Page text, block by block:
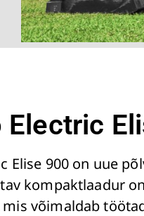
Electric
Elise 900 on uue
kompaktlaadur
võimaldab